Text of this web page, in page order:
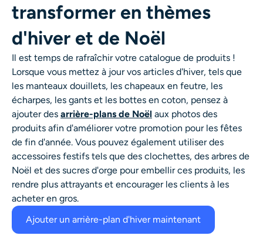
transformer en thèmes
d'hiver et de Noël
Il est temps de rafraîchir votre catalogue de produits !
Lorsque vous mettez à jour vos articles d'hiver, tels que
les manteaux douillets, les chapeaux en feutre, les
écharpes, les gants et les bottes en coton, pensez à
ajouter des arrière-plans de Noël aux photos des
produits afin d'améliorer votre promotion pour les fêtes
de fin d'année. Vous pouvez également utiliser des
accessoires festifs tels que des clochettes, des arbres de
Noël et des sucres d'orge pour embellir ces produits, les
rendre plus attrayants et encourager les clients à les
acheter en gros.
Ajouter un arrière-plan d'hiver maintenant